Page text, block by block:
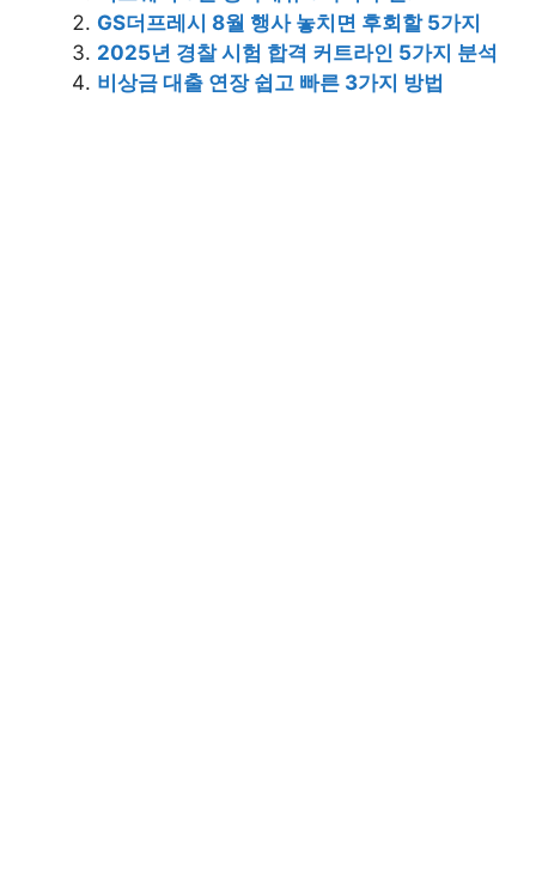
GS더프레시 8월 행사 놓치면 후회할 5가지
2025년 경찰 시험 합격 커트라인 5가지 분석
비상금 대출 연장 쉽고 빠른 3가지 방법